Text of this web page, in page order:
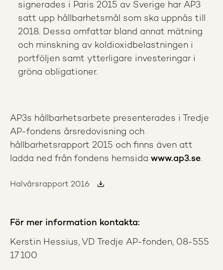
signerades i Paris 2015 av Sverige har AP3
satt upp hållbarhetsmål som ska uppnås till
2018. Dessa omfattar bland annat mätning
och minskning av koldioxidbelastningen i
portföljen samt ytterligare investeringar i
gröna obligationer.
AP3s hållbarhetsarbete presenterades i Tredje
AP-fondens årsredovisning och
hållbarhetsrapport 2015 och finns även att
ladda ned från fondens hemsida www.ap3.se.
Halvårsrapport 2016
För mer information kontakta:
Kerstin Hessius, VD Tredje AP-fonden, 08-555
17 100